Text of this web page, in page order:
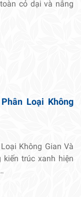
cỏ dại và nắng
Loại Không
Không Gian Và
kiến trúc xanh hiện